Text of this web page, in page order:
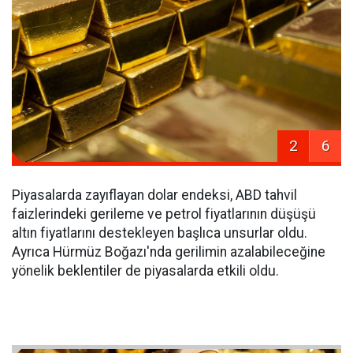
2 6
Piyasalarda zayıflayan dolar endeksi, ABD tahvil
faizlerindeki gerileme ve petrol fiyatlarının düşüşü
altın fiyatlarını destekleyen başlıca unsurlar oldu.
Ayrıca Hürmüz Boğazı'nda gerilimin azalabileceğine
yönelik beklentiler de piyasalarda etkili oldu.